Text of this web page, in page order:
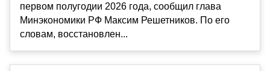
первом полугодии 2026 года, сообщил глава
Минэкономики РФ Максим Решетников. По его
словам, восстановлен...